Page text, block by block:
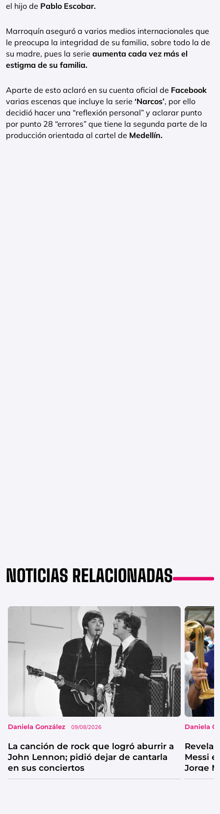
el hijo de Pablo Escobar.
Marroquín aseguró a varios medios internacionales que
le preocupa la integridad de su familia, sobre todo la de
su madre, pues la serie aumenta cada vez más el
estigma de su familia.
Aparte de esto aclaró en su cuenta oficial de Facebook
varias escenas que incluye la serie ‘Narcos’, por ello
decidió hacer una “reflexión personal” y aclarar punto
por punto 28 “errores” que tiene la segunda parte de la
producción orientada al cartel de Medellín.
NOTICIAS RELACIONADAS
Daniela González 09/08/2026
La canción de rock que logró aburrir a
John Lennon; pidió dejar de cantarla
en sus conciertos
Daniela
Messi
Jorge